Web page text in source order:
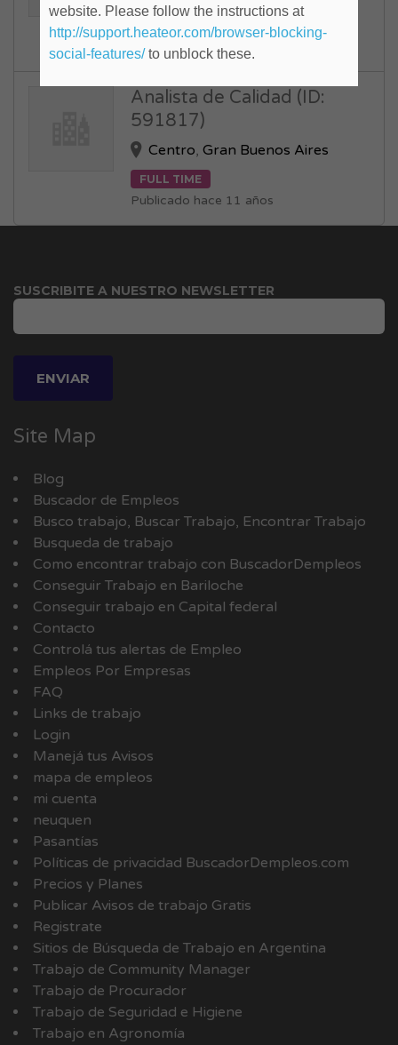
FULL TIME
Publicado hace 10 años
Analista de Calidad (ID:
591817)
Centro,Gran Buenos Aires
FULL TIME
Publicado hace 11 años
SUSCRIBITE A NUESTRO NEWSLETTER
Site Map
Blog
Buscador de Empleos
Busco trabajo, Buscar Trabajo, Encontrar Trabajo
Busqueda de trabajo
Como encontrar trabajo con BuscadorDempleos
Conseguir Trabajo en Bariloche
Conseguir trabajo en Capital federal
Contacto
Controlá tus alertas de Empleo
Empleos Por Empresas
FAQ
Links de trabajo
Login
Manejá tus Avisos
mapa de empleos
mi cuenta
neuquen
Pasantías
Políticas de privacidad BuscadorDempleos.com
Precios y Planes
Publicar Avisos de trabajo Gratis
Registrate
Sitios de Búsqueda de Trabajo en Argentina
Trabajo de Community Manager
Trabajo de Procurador
Trabajo de Seguridad e Higiene
Trabajo en Agronomía
website. Please follow the instructions at
http://support.heateor.com/browser-blocking-
social-features/to unblock these.